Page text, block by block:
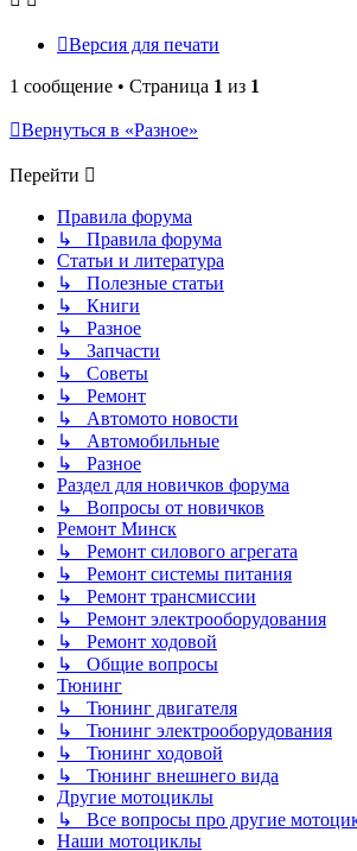
Версия для печати
1 сообщение • Страница 1 из 1
Вернуться в «Разное»
Перейти
Правила форума
↳ Правила форума
Статьи и литература
↳ Полезные статьи
↳ Книги
↳ Разное
↳ Запчасти
↳ Советы
↳ Ремонт
↳ Автомото новости
↳ Автомобильные
↳ Разное
Раздел для новичков форума
↳ Вопросы от новичков
Ремонт Минск
↳ Ремонт силового агрегата
↳ Ремонт системы питания
↳ Ремонт трансмиссии
↳ Ремонт электрооборудования
↳ Ремонт ходовой
↳ Общие вопросы
Тюнинг
↳ Тюнинг двигателя
↳ Тюнинг электрооборудования
↳ Тюнинг ходовой
↳ Тюнинг внешнего вида
Другие мотоциклы
↳ Все вопросы про другие
Наши мотоциклы